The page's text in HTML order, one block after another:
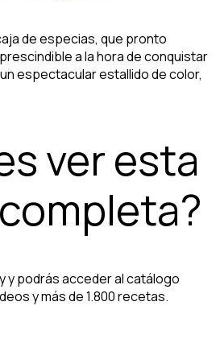
de especias, que pronto
a la hora de conquistar
espectacular estallido de color,
ver esta
y podrás acceder al catálogo
y más de 1.800 recetas.